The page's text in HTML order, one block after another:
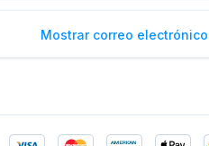
Mostrar correo electrónico